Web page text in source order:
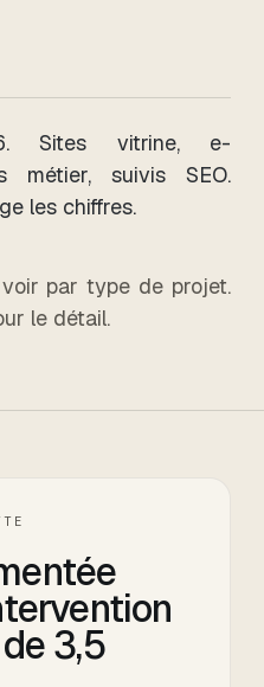
Sites vitrine, e-
métier, suivis SEO.
les chiffres.
par type de projet.
le détail.
3,5